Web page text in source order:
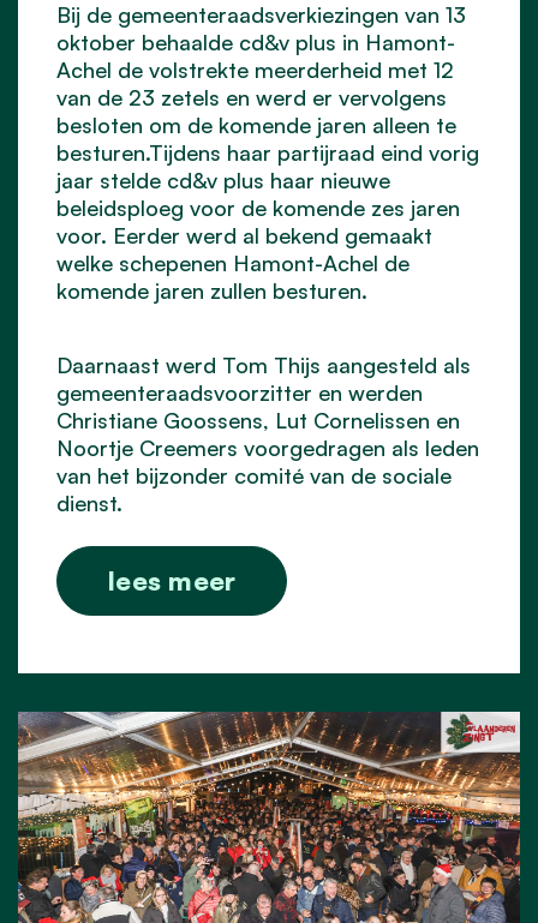
Bij de gemeenteraadsverkiezingen van 13
oktober behaalde cd&v plus in Hamont-
Achel de volstrekte meerderheid met 12
van de 23 zetels en werd er vervolgens
besloten om de komende jaren alleen te
besturen.Tijdens haar partijraad eind vorig
jaar stelde cd&v plus haar nieuwe
beleidsploeg voor de komende zes jaren
voor. Eerder werd al bekend gemaakt
welke schepenen Hamont-Achel de
komende jaren zullen besturen.
Daarnaast werd Tom Thijs aangesteld als
gemeenteraadsvoorzitter en werden
Christiane Goossens, Lut Cornelissen en
Noortje Creemers voorgedragen als leden
van het bijzonder comité van de sociale
dienst.
lees meer